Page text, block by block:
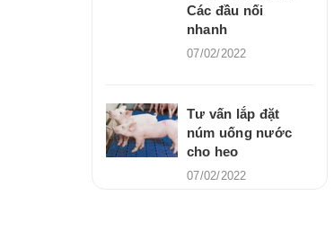
Các đầu nối
nhanh
07/02/2022
Tư vấn lắp đặt
núm uống nước
cho heo
07/02/2022